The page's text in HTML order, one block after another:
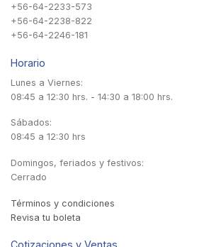
+56-64-2233-573
+56-64-2238-822
+56-64-2246-181
Horario
Lunes a Viernes:
08:45 a 12:30 hrs. - 14:30 a 18:00 hrs.
Sábados:
08:45 a 12:30 hrs
Domingos, feriados y festivos:
Cerrado
Términos y condiciones
Revisa tu boleta